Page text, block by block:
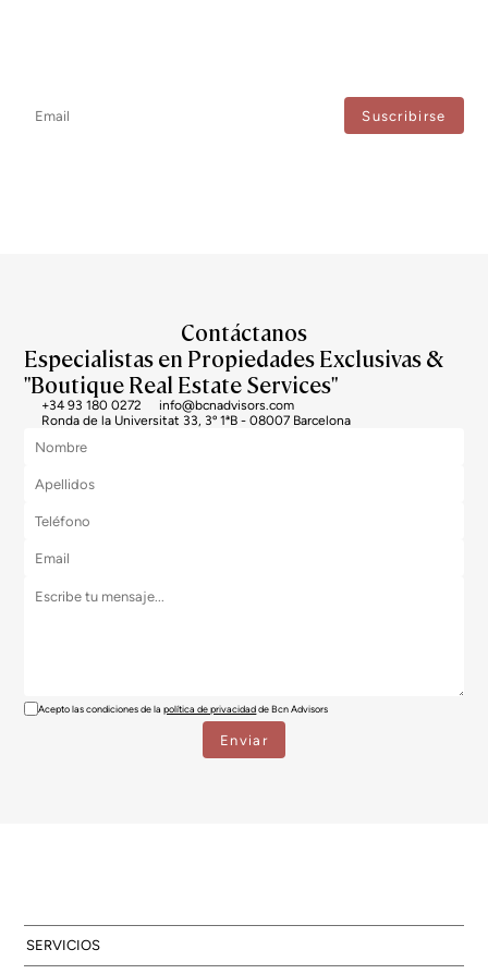
Contáctanos
Especialistas en Propiedades Exclusivas &
"Boutique Real Estate Services"
+34 93 180 0272
info@bcnadvisors.com
Ronda de la Universitat 33, 3º 1ªB - 08007 Barcelona
Acepto las condiciones de lapolítica de privacidadde Bcn Advisors
SERVICIOS